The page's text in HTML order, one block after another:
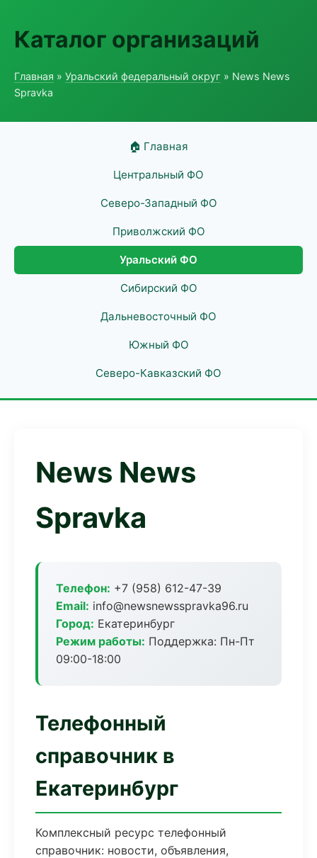
Каталог организаций
Главная » Уральский федеральный округ » News News
Spravka
🏠 Главная
Центральный ФО
Северо-Западный ФО
Приволжский ФО
Уральский ФО
Сибирский ФО
Дальневосточный ФО
Южный ФО
Северо-Кавказский ФО
News News
Spravka
Телефон: +7 (958) 612-47-39
Email: info@newsnewsspravka96.ru
Город: Екатеринбург
Режим работы: Поддержка: Пн-Пт
09:00-18:00
Телефонный
справочник в
Екатеринбург
Комплексный ресурс телефонный
справочник: новости, объявления,